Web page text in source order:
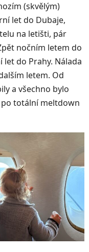
(skvělým)
let do Dubaje,
na letišti, pár
nočním letem do
do Prahy. Nálada
letem. Od
a všechno bylo
po totální meltdown